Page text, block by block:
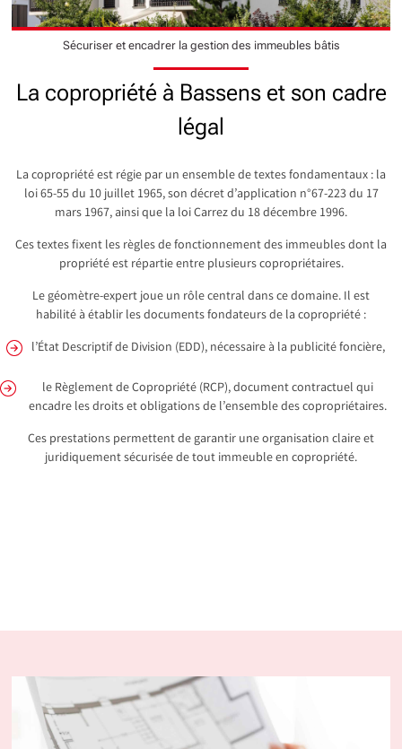
Sécuriser et encadrer la gestion des immeubles bâtis
La copropriété à Bassens et son cadre
légal
La copropriété est régie par un ensemble de textes fondamentaux : la
loi 65-55 du 10 juillet 1965, son décret d’application n°67-223 du 17
mars 1967, ainsi que la loi Carrez du 18 décembre 1996.
Ces textes fixent les règles de fonctionnement des immeubles dont la
propriété est répartie entre plusieurs copropriétaires.
Le géomètre-expert joue un rôle central dans ce domaine. Il est
habilité à établir les documents fondateurs de la copropriété :
l’État Descriptif de Division (EDD), nécessaire à la publicité foncière,
le Règlement de Copropriété (RCP), document contractuel qui
encadre les droits et obligations de l’ensemble des copropriétaires.
Ces prestations permettent de garantir une organisation claire et
juridiquement sécurisée de tout immeuble en copropriété.